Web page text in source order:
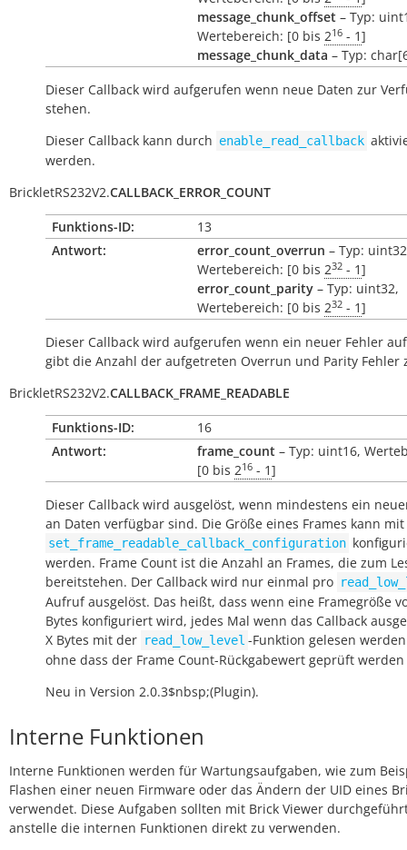
message_chunk_offset – Typ:
Wertebereich: [0 bis 216 - 1]
message_chunk_data – Typ:
Dieser Callback wird aufgerufen wenn neue Daten zur
stehen.
Dieser Callback kann durch enable_read_callback
werden.
BrickletRS232V2.CALLBACK_ERROR_COUNT
Funktions-ID:
13
Antwort:
error_count_overrun – Typ:
Wertebereich: [0 bis 232 - 1]
error_count_parity – Typ: uint32,
Wertebereich: [0 bis 232 - 1]
Dieser Callback wird aufgerufen wenn ein neuer Fehler
gibt die Anzahl der aufgetreten Overrun und Parity Fehler
BrickletRS232V2.CALLBACK_FRAME_READABLE
Funktions-ID:
16
Antwort:
frame_count – Typ: uint16,
[0 bis 216 - 1]
Dieser Callback wird ausgelöst, wenn mindestens ein
an Daten verfügbar sind. Die Größe eines Frames kann mit
set_frame_readable_callback_configuration
werden. Frame Count ist die Anzahl an Frames, die zum
bereitstehen. Der Callback wird nur einmal pro
Aufruf ausgelöst. Das heißt, dass wenn eine Framegröße
Bytes konfiguriert wird, jedes Mal wenn das Callback
X Bytes mit der read_low_level -Funktion gelesen
ohne dass der Frame Count-Rückgabewert geprüft
Neu in Version 2.0.3$nbsp;(Plugin).
Interne Funktionen
Interne Funktionen werden für Wartungsaufgaben, wie zum
Flashen einer neuen Firmware oder das Ändern der UID eines
verwendet. Diese Aufgaben sollten mit Brick Viewer
anstelle die internen Funktionen direkt zu verwenden.